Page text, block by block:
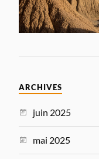
ARCHIVES
juin 2025
mai 2025